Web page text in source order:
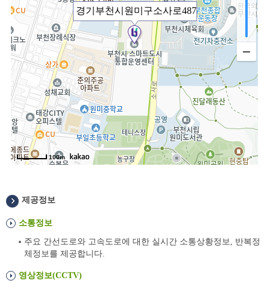
제공정보
소통정보
주요 간선도로와 고속도로에 대한 실시간 소통상황정보, 반복정
체정보를 제공합니다.
영상정보(CCTV)